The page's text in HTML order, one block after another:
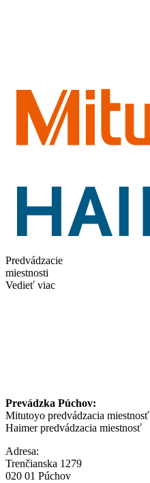
Predvádzacie
miestnosti
Vedieť viac
Prevádzka Púchov:
Mitutoyo predvádzacia miestnosť
Haimer predvádzacia miestnosť
Adresa:
Trenčianska 1279
020 01 Púchov